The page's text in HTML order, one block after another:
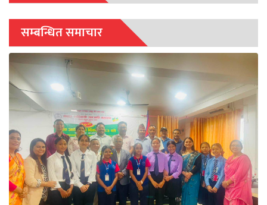
सम्बन्धित समाचार